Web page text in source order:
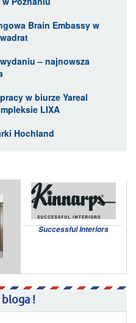
Brain Embassy w
– najnowsza
w biurze Yareal
LIXA
Hochland
Successful Interiors
bloga !